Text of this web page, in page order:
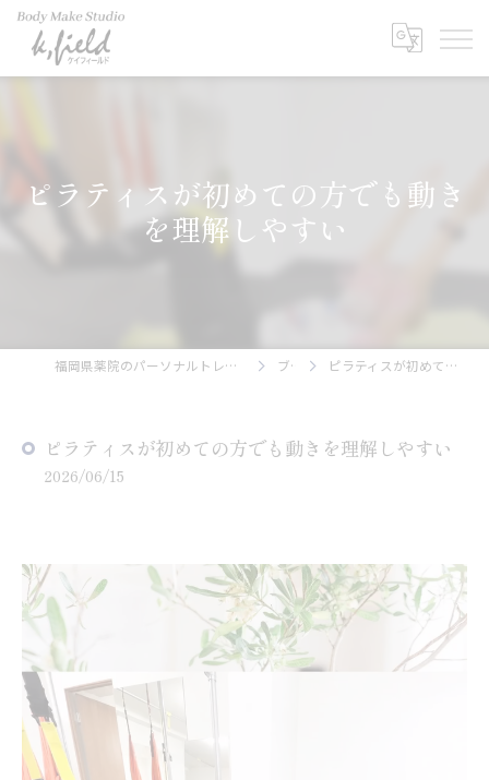
ピラティスが初めての方でも動き
を理解しやすい
福岡県薬院のパーソナルトレーニングならBody Make Studio k.field ブログ ピラティスが初めての方でも動きを理解しやすい
ピラティスが初めての方でも動きを理解しやすい
2026/06/15